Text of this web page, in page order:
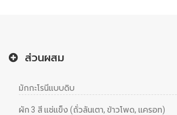
ส่วนผสม
มักกะโรนีแบบดิบ
ผัก 3 สี แช่แข็ง (ถั่วลันเตา, ข้าวโพด, แครอท)